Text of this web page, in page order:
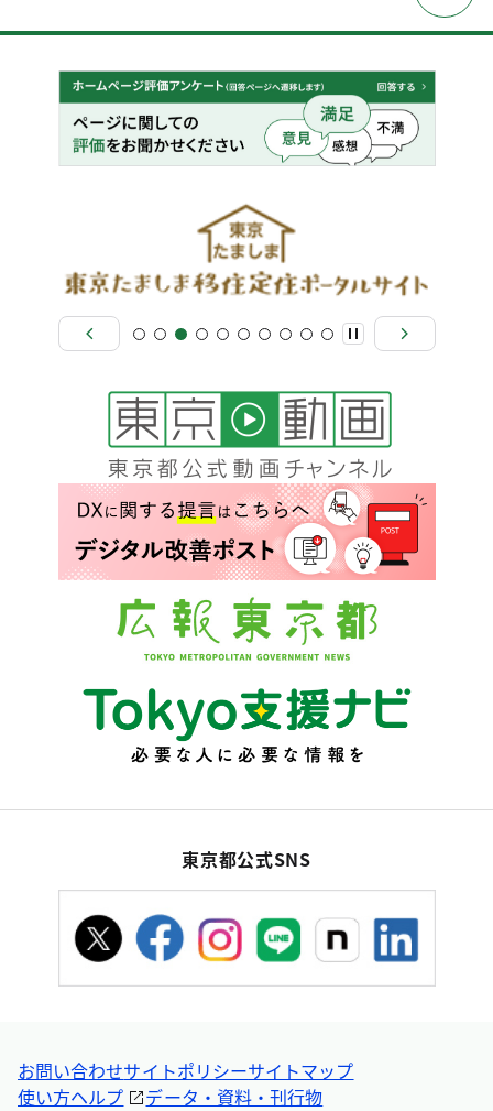
東京都公式SNS
お問い合わせサイトポリシーサイトマップ
使い方ヘルプ
データ・資料・刊行物